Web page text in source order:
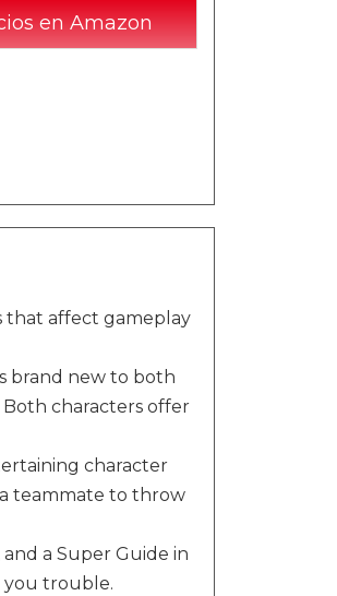
en Amazon
that affect gameplay
brand new to both
characters offer
character
teammate to throw
a Super Guide in
you trouble.